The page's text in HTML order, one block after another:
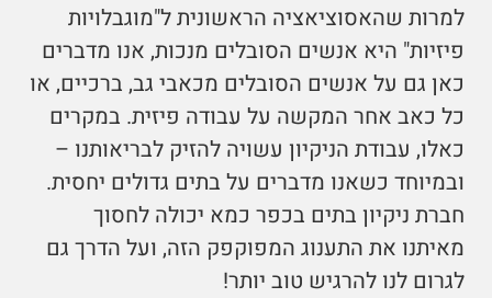
למרות שהאסוציאציה הראשונית ל"מוגבלויות
פיזיות" היא אנשים הסובלים מנכות, אנו מדברים
כאן גם על אנשים הסובלים מכאבי גב, ברכיים, או
כל כאב אחר המקשה על עבודה פיזית. במקרים
כאלו, עבודת הניקיון עשויה להזיק לבריאותנו –
ובמיוחד כשאנו מדברים על בתים גדולים יחסית.
חברת ניקיון בתים בכפר כמא יכולה לחסוך
מאיתנו את התענוג המפוקפק הזה, ועל הדרך גם
לגרום לנו להרגיש טוב יותר!